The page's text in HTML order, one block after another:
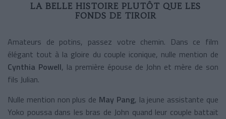
LA BELLE HISTOIRE PLUTÔT QUE LES
FONDS DE TIROIR
Amateurs de potins, passez votre chemin. Dans ce film
élégant tout à la gloire du couple iconique, nulle mention de
Cynthia Powell, la première épouse de John et mère de son
fils Julian.
Nulle mention non plus de May Pang, la jeune assistante que
Yoko poussa dans les bras de John quand leur couple battait